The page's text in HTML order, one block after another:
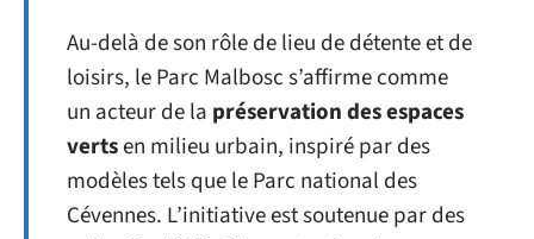
Au-delà de son rôle de lieu de détente et de
loisirs, le Parc Malbosc s’affirme comme
un acteur de la préservation des espaces
vertsen milieu urbain, inspiré par des
modèles tels que le Parc national des
Cévennes. L’initiative est soutenue par des